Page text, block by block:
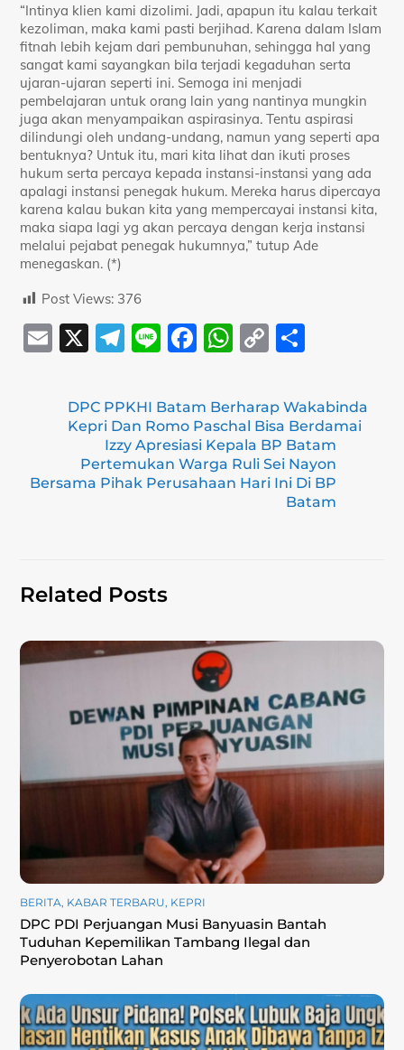
“Intinya klien kami dizolimi. Jadi, apapun itu kalau terkait
kezoliman, maka kami pasti berjihad. Karena dalam Islam
fitnah lebih kejam dari pembunuhan, sehingga hal yang
sangat kami sayangkan bila terjadi kegaduhan serta
ujaran-ujaran seperti ini. Semoga ini menjadi
pembelajaran untuk orang lain yang nantinya mungkin
juga akan menyampaikan aspirasinya. Tentu aspirasi
dilindungi oleh undang-undang, namun yang seperti apa
bentuknya? Untuk itu, mari kita lihat dan ikuti proses
hukum serta percaya kepada instansi-instansi yang ada
apalagi instansi penegak hukum. Mereka harus dipercaya
karena kalau bukan kita yang mempercayai instansi kita,
maka siapa lagi yg akan percaya dengan kerja instansi
melalui pejabat penegak hukumnya,” tutup Ade
menegaskan. (*)
Post Views: 376
E
ai
X
T
e
gr
a
m
Li
e
F
c
e
b
o
W
at
s
A
p
C
p
y
Li
n
ar
e
DPC PPKHI Batam Berharap Wakabinda
Kepri Dan Romo Paschal Bisa Berdamai
Izzy Apresiasi Kepala BP Batam
Pertemukan Warga Ruli Sei Nayon
Bersama Pihak Perusahaan Hari Ini Di BP
Batam
Related Posts
BERITA, KABAR TERBARU, KEPRI
DPC PDI Perjuangan Musi Banyuasin Bantah
Tuduhan Kepemilikan Tambang Ilegal dan
Penyerobotan Lahan